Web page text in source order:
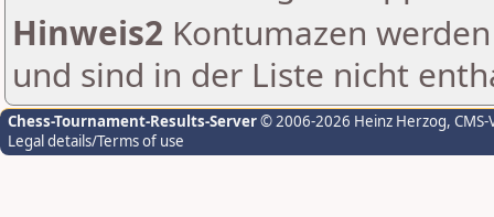
Hinweis2 Kontumazen
und sind in der Liste nicht
Chess-Tournament-Results-Server© 2006-2026 Heinz Herzog,
Legal details/Terms of use